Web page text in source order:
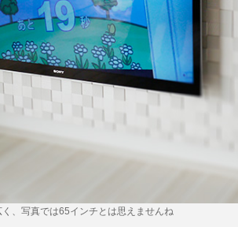
、写真では65インチとは思えませんね